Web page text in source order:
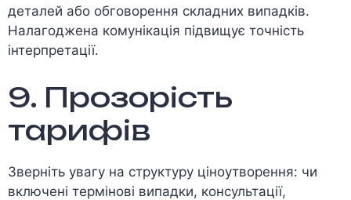
деталей або обговорення складних випадків.
Налагоджена комунікація підвищує точність
інтерпретації.
9. Прозорість
тарифів
Зверніть увагу на структуру ціноутворення: чи
включені термінові випадки, консультації,